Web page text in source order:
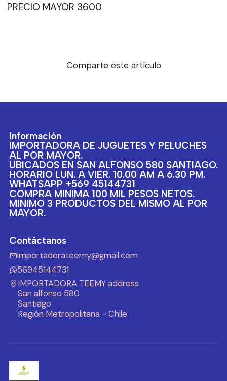
PRECIO MAYOR 3600
Comparte este artículo
Información
IMPORTADORA DE JUGUETES Y PELUCHES
AL POR MAYOR.
UBICADOS EN SAN ALFONSO 580 SANTIAGO.
HORARIO LUN. A VIER. 10.00 AM A 6.30 PM.
WHATSAPP +569 45144731
COMPRA MINIMA 100 MIL PESOS NETOS.
MINIMO 3 PRODUCTOS DEL MISMO AL POR
MAYOR.
Contáctanos
importadorateemy@gmail.com
56945144731
IMPORTADORA TEEMY address
San alfonso 580
Santiago
Región Metropolitana - Chile